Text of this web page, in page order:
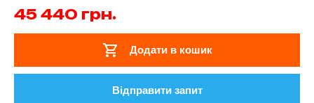
45 440 грн.
Додати в кошик
Відправити запит